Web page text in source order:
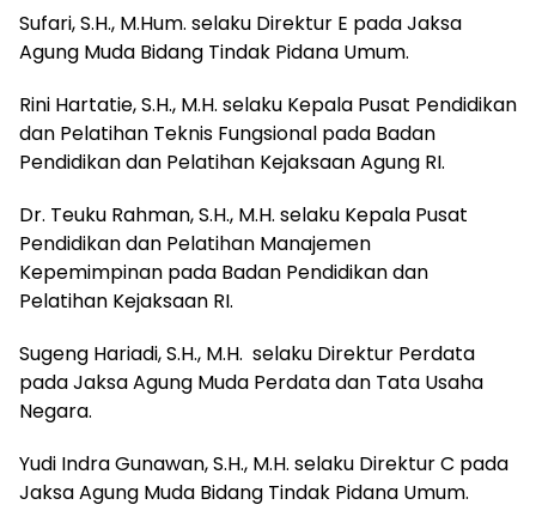
‎Sufari, S.H., M.Hum. selaku Direktur E pada Jaksa
Agung Muda Bidang Tindak Pidana Umum.
Rini Hartatie, S.H., M.H. selaku Kepala Pusat Pendidikan
dan Pelatihan Teknis Fungsional pada Badan
Pendidikan dan Pelatihan Kejaksaan Agung RI.
Dr. Teuku Rahman, S.H., M.H. selaku Kepala Pusat
Pendidikan dan Pelatihan Manajemen
Kepemimpinan pada Badan Pendidikan dan
Pelatihan Kejaksaan RI.
Sugeng Hariadi, S.H., M.H. selaku Direktur Perdata
pada Jaksa Agung Muda Perdata dan Tata Usaha
Negara.
‎Yudi Indra Gunawan, S.H., M.H. selaku Direktur C pada
Jaksa Agung Muda Bidang Tindak Pidana Umum.